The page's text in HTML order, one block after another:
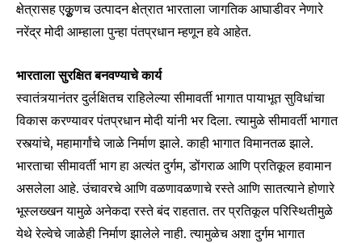
क्षेत्रासह एकूुणच उत्पादन क्षेत्रात भारताला जागतिक आघाडीवर नेणारे
नरेंद्र मोदी आम्हाला पुन्हा पंतप्रधान म्हणून हवे आहेत.
भारताला सुरक्षित बनवण्याचे कार्य
स्वातंत्र्यानंतर दुर्लक्षितच राहिलेल्या सीमावर्ती भागात पायाभूत सुविधांचा
विकास करण्यावर पंतप्रधान मोदी यांनी भर दिला. त्यामुळे सीमावर्ती भागात
रस्त्यांचे, महामार्गांचे जाळे निर्माण झाले. काही भागात विमानतळ झाले.
भारताचा सीमावर्ती भाग हा अत्यंत दुर्गम, डोंगराळ आणि प्रतिकूल हवामान
असलेला आहे. उंचावरचे आणि वळणावळणाचे रस्ते आणि सातत्याने होणारे
भूस्लख्खन यामुळे अनेकदा रस्ते बंद राहतात. तर प्रतिकूल परिस्थितीमुळे
येथे रेल्वेचे जाळेही निर्माण झालेले नाही. त्यामुळेच अशा दुर्गम भागात